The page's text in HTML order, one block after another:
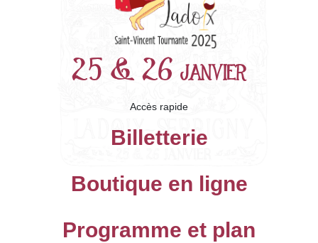
25 & 26 janvier
Accès rapide
Billetterie
Boutique en ligne
Programme et plan